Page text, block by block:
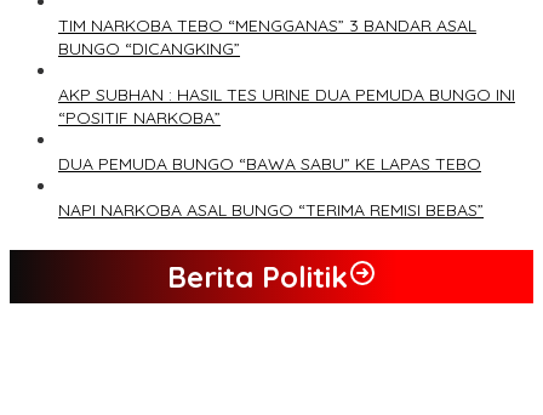
TIM NARKOBA TEBO “MENGGANAS” 3 BANDAR ASAL
BUNGO “DICANGKING”
AKP SUBHAN : HASIL TES URINE DUA PEMUDA BUNGO INI
“POSITIF NARKOBA”
DUA PEMUDA BUNGO “BAWA SABU” KE LAPAS TEBO
NAPI NARKOBA ASAL BUNGO “TERIMA REMISI BEBAS”
Berita Politik